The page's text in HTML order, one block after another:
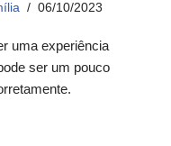
06/10/2023
uma experiência
ser um pouco